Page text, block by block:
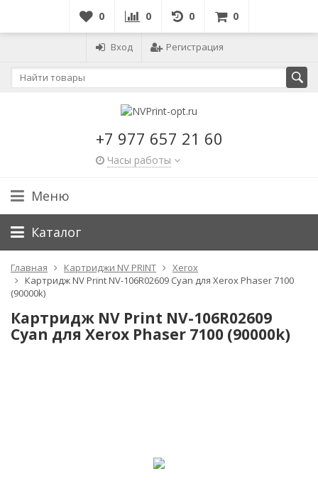
0 0 0 0
Вход Регистрация
+7 977 657 21 60
Часы работы
Меню
Каталог
Главная Картриджи NV PRINT
Xerox
Картридж NV Print NV-106R02609 Cyan для Xerox Phaser 7100
(90000k)
Картридж NV Print NV-106R02609
Cyan для Xerox Phaser 7100 (90000k)